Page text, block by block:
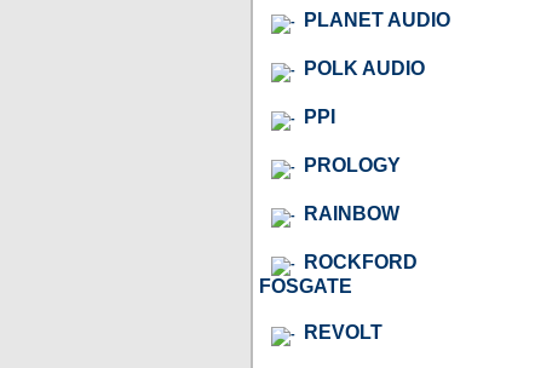
PLANET AUDIO
POLK AUDIO
PPI
PROLOGY
RAINBOW
ROCKFORD
FOSGATE
REVOLT